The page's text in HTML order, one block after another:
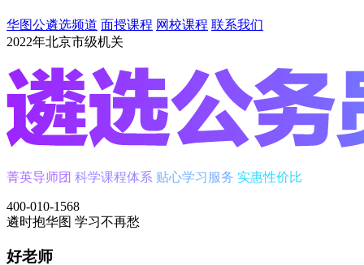
华图公遴选频道 面授课程 网校课程 联系我们
2022年北京市级机关
菁英导师团 科学课程体系 贴心学习服务 实惠性价比
400-010-1568
遴时抱华图 学习不再愁
好老师